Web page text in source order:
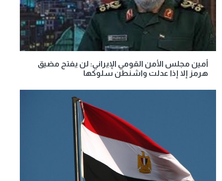
أمين مجلس الأمن القومي الإيراني: لن يفتح مضيق
هرمز إلا إذا عدلت واشنطن سلوكها